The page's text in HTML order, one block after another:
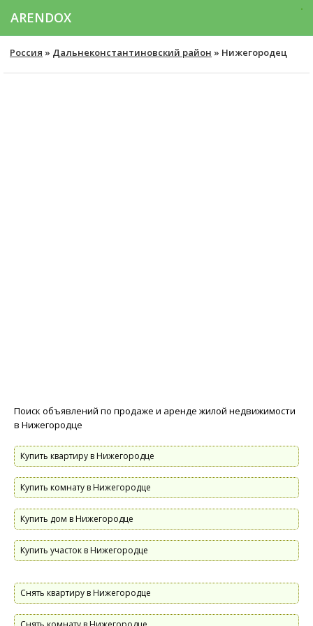
ARENDOX
Россия » Дальнеконстантиновский район » Нижегородец
Поиск объявлений по продаже и аренде жилой недвижимости
в Нижегородце
Купить квартиру в Нижегородце
Купить комнату в Нижегородце
Купить дом в Нижегородце
Купить участок в Нижегородце
Снять квартиру в Нижегородце